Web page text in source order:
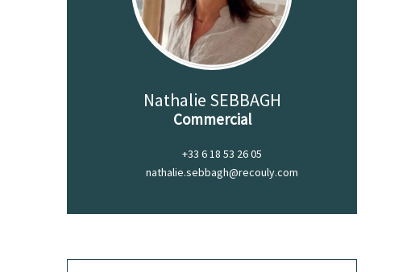
Nathalie SEBBAGH
Commercial
+33 6 18 53 26 05
nathalie.sebbagh@recouly.com